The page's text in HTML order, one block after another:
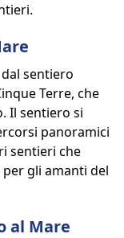
sentiero
Terre, che
Il sentiero si
panoramici
sentieri che
gli amanti del
al Mare